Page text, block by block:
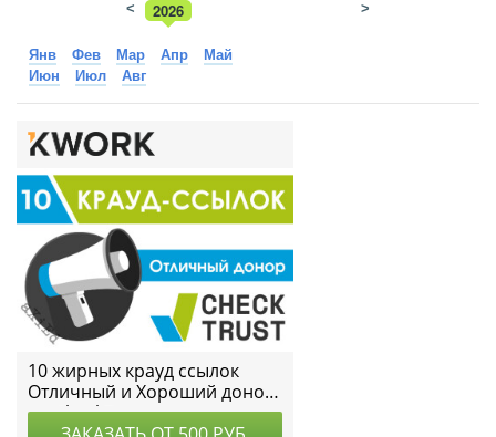
2026
2025
< >
Янв Фев Мар Апр
Май
Июн
Июл Авг